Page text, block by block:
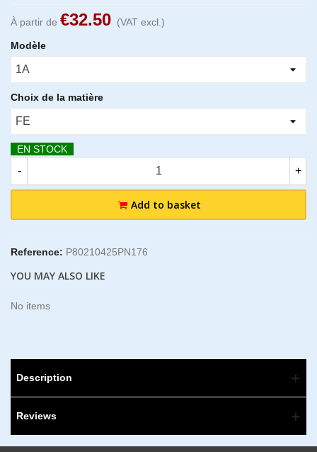
À partir de €32.50 (VAT excl.)
Modèle
Choix de la matière
EN STOCK
- +
Add to basket
Reference: P80210425PN176
YOU MAY ALSO LIKE
No items
Description
Reviews